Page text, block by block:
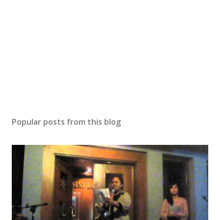
Popular posts from this blog